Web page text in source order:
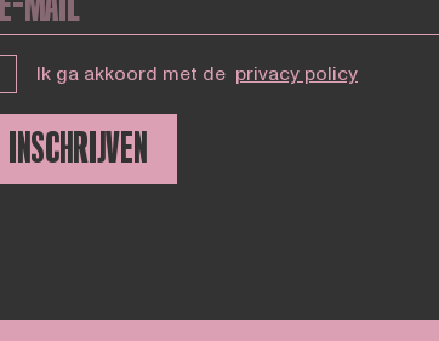
Ik ga akkoord met de privacy policy
INSCHRIJVEN